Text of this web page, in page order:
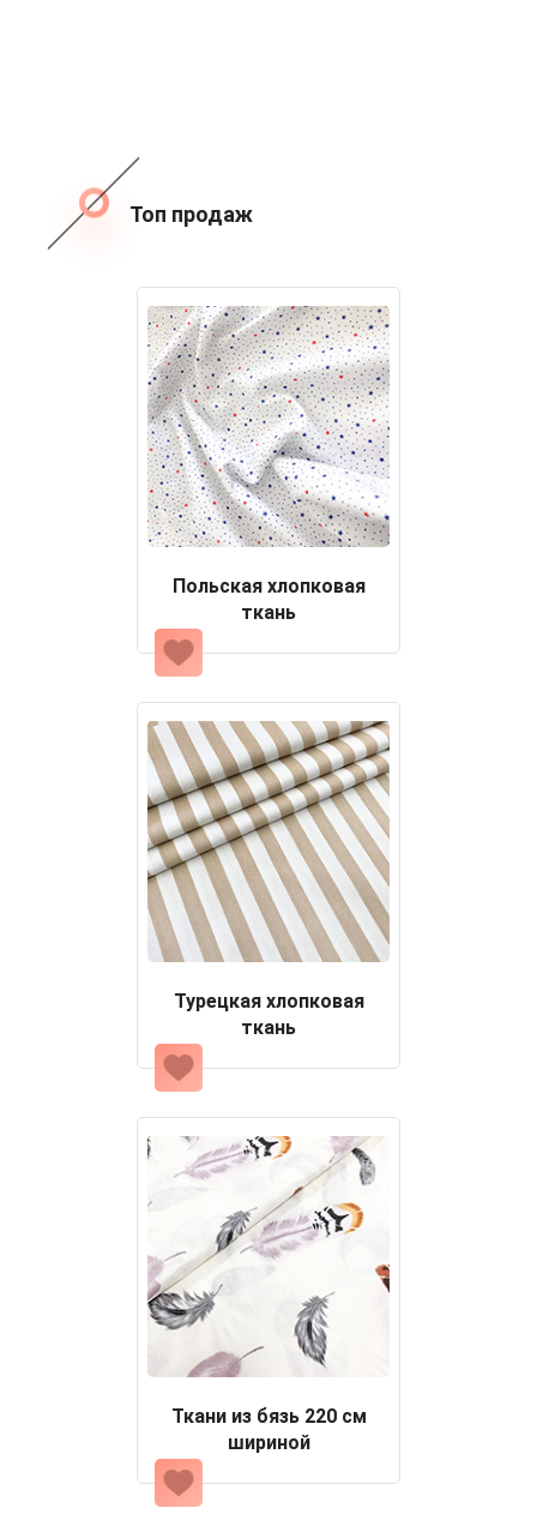
Топ продаж
Польская хлопковая
ткань
Турецкая хлопковая
ткань
Ткани из бязь 220 см
шириной